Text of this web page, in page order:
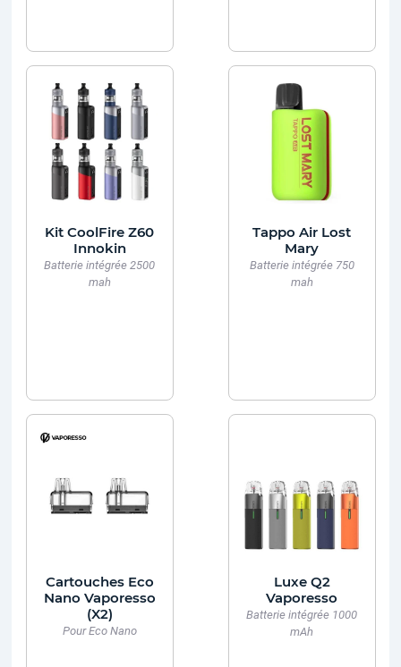
Kit CoolFire Z60
Innokin
Batterie intégrée 2500
mah
Tappo Air Lost
Mary
Batterie intégrée 750
mah
Cartouches Eco
Nano Vaporesso
(X2)
Pour Eco Nano
Luxe Q2
Vaporesso
Batterie intégrée 1000
mAh